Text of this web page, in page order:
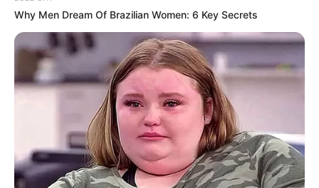
(foto: pinterest)
3. Biar gak monoton, lapisi sofa tempat duduk
dengan kain desain memanjang. Tambahkan juga
bantal agar makin nyaman
Why Men Dream Of Brazilian Women: 6 Key Secrets